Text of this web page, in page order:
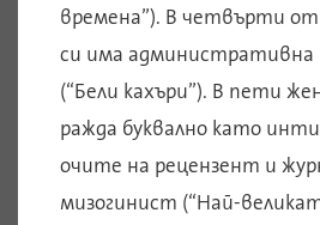
времена”). В четвърти
си има административна
(“Бели кахъри”). В пети
ражда буквално като
очите на рецензент и
мизогинист (“Най-